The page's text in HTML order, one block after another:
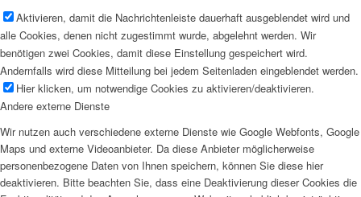
Aktivieren, damit die Nachrichtenleiste dauerhaft ausgeblendet wird und
alle Cookies, denen nicht zugestimmt wurde, abgelehnt werden. Wir
benötigen zwei Cookies, damit diese Einstellung gespeichert wird.
Andernfalls wird diese Mitteilung bei jedem Seitenladen eingeblendet werden.
Hier klicken, um notwendige Cookies zu aktivieren/deaktivieren.
Andere externe Dienste
Wir nutzen auch verschiedene externe Dienste wie Google Webfonts, Google
Maps und externe Videoanbieter. Da diese Anbieter möglicherweise
personenbezogene Daten von Ihnen speichern, können Sie diese hier
deaktivieren. Bitte beachten Sie, dass eine Deaktivierung dieser Cookies die